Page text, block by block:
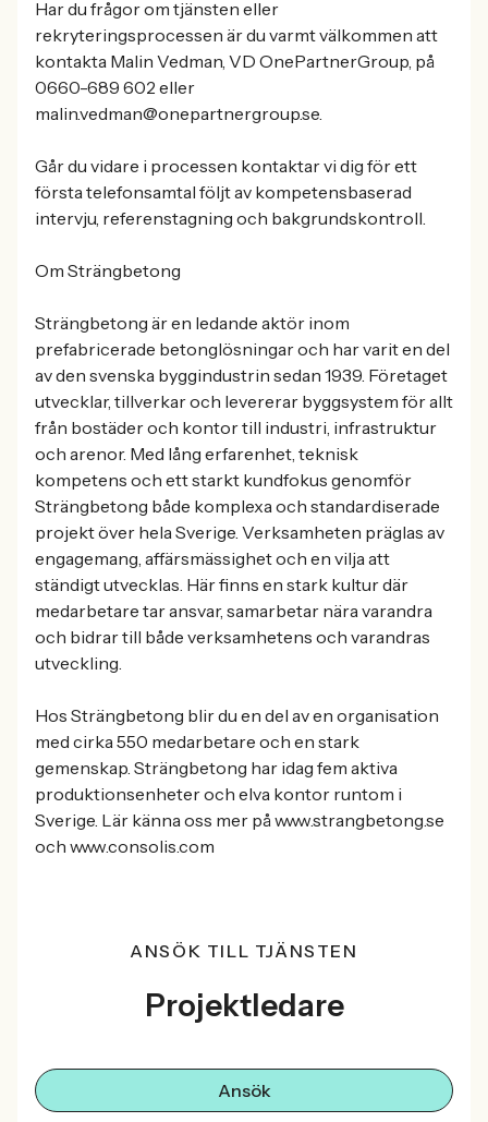
Har du frågor om tjänsten eller
rekryteringsprocessen är du varmt välkommen att
kontakta Malin Vedman, VD OnePartnerGroup, på
0660-689 602 eller
malin.vedman@onepartnergroup.se.
Går du vidare i processen kontaktar vi dig för ett
första telefonsamtal följt av kompetensbaserad
intervju, referenstagning och bakgrundskontroll.
Om Strängbetong
Strängbetong är en ledande aktör inom
prefabricerade betonglösningar och har varit en del
av den svenska byggindustrin sedan 1939. Företaget
utvecklar, tillverkar och levererar byggsystem för allt
från bostäder och kontor till industri, infrastruktur
och arenor. Med lång erfarenhet, teknisk
kompetens och ett starkt kundfokus genomför
Strängbetong både komplexa och standardiserade
projekt över hela Sverige. Verksamheten präglas av
engagemang, affärsmässighet och en vilja att
ständigt utvecklas. Här finns en stark kultur där
medarbetare tar ansvar, samarbetar nära varandra
och bidrar till både verksamhetens och varandras
utveckling.
Hos Strängbetong blir du en del av en organisation
med cirka 550 medarbetare och en stark
gemenskap. Strängbetong har idag fem aktiva
produktionsenheter och elva kontor runtom i
Sverige. Lär känna oss mer på www.strangbetong.se
och www.consolis.com
ANSÖK TILL TJÄNSTEN
Projektledare
Ansök